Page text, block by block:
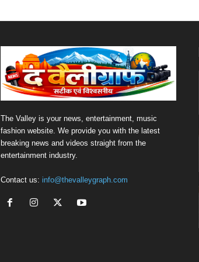
The Valley is your news, entertainment, music
fashion website. We provide you with the latest
breaking news and videos straight from the
entertainment industry.
Contact us: info@thevalleygraph.com